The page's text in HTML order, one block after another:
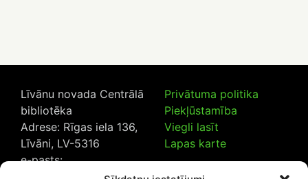
Līvānu novada Centrālā
bibliotēka
Adrese: Rīgas iela 136,
Līvāni, LV-5316
e-pasts:
Privātuma politika
Piekļūstamība
Viegli lasīt
Lapas karte